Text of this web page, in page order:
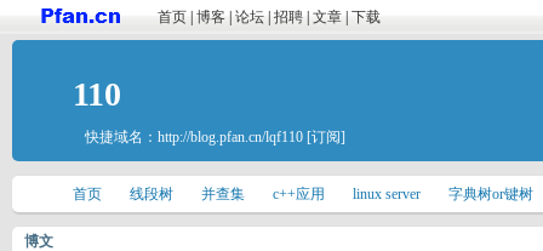
首页 博客 论坛 招聘 文章 下载
110
快捷域名： http://blog.pfan.cn/lqf110 [订阅]
首页 线段树 并查集 c++应用 linux server 字典树or键树
博文